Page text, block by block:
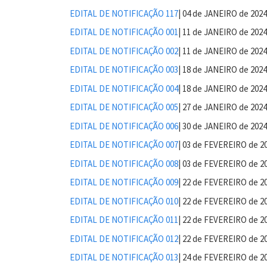
EDITAL DE NOTIFICAÇÃO 117| 04 de JANEIRO de 2024
EDITAL DE NOTIFICAÇÃO 001| 11 de JANEIRO de 2024
EDITAL DE NOTIFICAÇÃO 002| 11 de JANEIRO de 2024
EDITAL DE NOTIFICAÇÃO 003| 18 de JANEIRO de 2024
EDITAL DE NOTIFICAÇÃO 004| 18 de JANEIRO de 2024
EDITAL DE NOTIFICAÇÃO 005| 27 de JANEIRO de 2024
EDITAL DE NOTIFICAÇÃO 006| 30 de JANEIRO de 2024
EDITAL DE NOTIFICAÇÃO 007| 03 de FEVEREIRO de
EDITAL DE NOTIFICAÇÃO 008| 03 de FEVEREIRO de
EDITAL DE NOTIFICAÇÃO 009| 22 de FEVEREIRO de
EDITAL DE NOTIFICAÇÃO 010| 22 de FEVEREIRO de
EDITAL DE NOTIFICAÇÃO 011| 22 de FEVEREIRO de
EDITAL DE NOTIFICAÇÃO 012| 22 de FEVEREIRO de
EDITAL DE NOTIFICAÇÃO 013| 24 de FEVEREIRO de